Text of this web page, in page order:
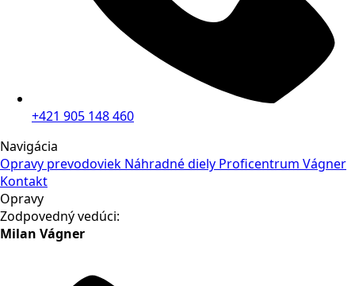
+421 905 148 460
Navigácia
Opravy prevodoviek Náhradné diely Proficentrum Vágner
Kontakt
Opravy
Zodpovedný vedúci:
Milan Vágner